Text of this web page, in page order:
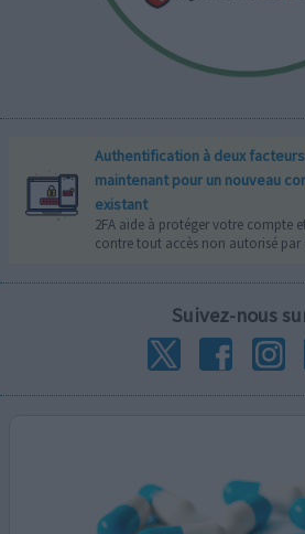
Authentification à deux
maintenant pour un nouveau
existant
2FA aide à protéger votre compte
contre tout accès non autorisé par
Suivez-nous